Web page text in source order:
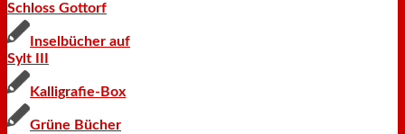
Schloss Gottorf
Inselbücher auf
Sylt III
Kalligrafie-Box
Grüne Bücher